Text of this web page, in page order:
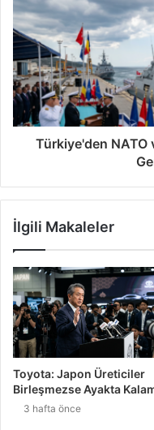
Türkiye'den NATO
İlgili Makaleler
Toyota: Japon Üreticiler
Birleşmezse Ayakta
3 hafta önce